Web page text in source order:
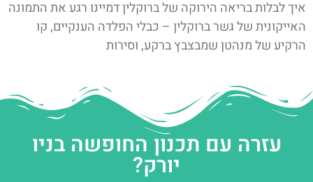
איך לבלות בריאה הירוקה של ברוקלין דמיינו רגע את התמונה
האייקונית של גשר ברוקלין – כבלי הפלדה הענקיים, קו
הרקיע של מנהטן שמבצבץ ברקע, וסירות
עזרה עם תכנון החופשה בניו
יורק?